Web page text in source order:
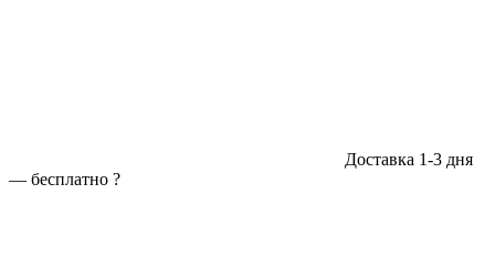
Доставка 1-3 дня
— бесплатно ?